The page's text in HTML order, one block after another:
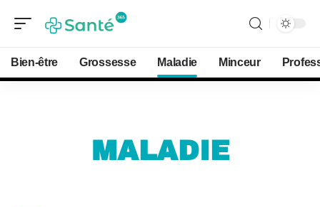
Bien-être Grossesse Maladie Minceur
MALADIE